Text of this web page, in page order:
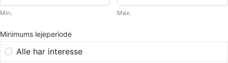
Min. Max.
Minimums lejeperiode
Alle har interesse